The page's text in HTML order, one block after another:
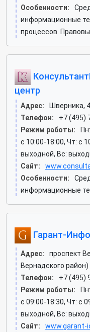
Особенности:
информационные
процессов.
центр
Адрес:
Шверника,
Телефон:
+7 (495)
Режим работы:
c 10:00-18:00, Чт: c
выходной, Вс:
Сайт:
Особенности:
информационные
Гарант-
Адрес:
проспект
Вернадского район)
Телефон:
+7 (495)
Режим работы:
c 09:00-18:30, Чт: c
выходной, Вс:
Сайт:
www.garant-